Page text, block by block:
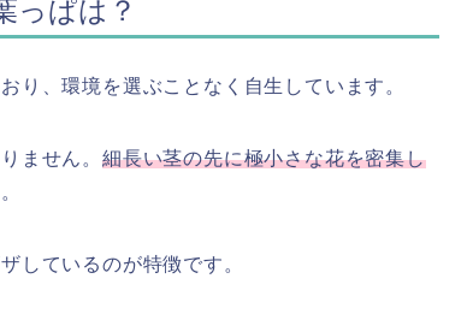
っぱは？
り、環境を選ぶことなく自生しています。
ません。 細長い茎の先に極小さな花を密集し
しているのが特徴です。